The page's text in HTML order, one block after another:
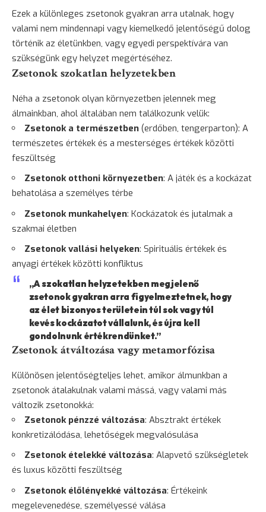
Ezek a különleges zsetonok gyakran arra utalnak, hogy
valami nem mindennapi vagy kiemelkedő jelentőségű dolog
történik az életünkben, vagy egyedi perspektívára van
szükségünk egy helyzet megértéséhez.
Zsetonok szokatlan helyzetekben
Néha a zsetonok olyan környezetben jelennek meg
álmainkban, ahol általában nem találkozunk velük:
Zsetonok a természetben (erdőben, tengerparton): A
természetes értékek és a mesterséges értékek közötti
feszültség
Zsetonok otthoni környezetben: A játék és a kockázat
behatolása a személyes térbe
Zsetonok munkahelyen: Kockázatok és jutalmak a
szakmai életben
Zsetonok vallási helyeken: Spirituális értékek és
anyagi értékek közötti konfliktus
„A szokatlan helyzetekben megjelenő
zsetonok gyakran arra figyelmeztetnek, hogy
az élet bizonyos területein túl sok vagy túl
kevés kockázatot vállalunk, és újra kell
gondolnunk értékrendünket.”
Zsetonok átváltozása vagy metamorfózisa
Különösen jelentőségteljes lehet, amikor álmunkban a
zsetonok átalakulnak valami mássá, vagy valami más
változik zsetonokká:
Zsetonok pénzzé változása: Absztrakt értékek
konkretizálódása, lehetőségek megvalósulása
Zsetonok ételekké változása: Alapvető szükségletek
és luxus közötti feszültség
Zsetonok élőlényekké változása: Értékeink
megelevenedése, személyessé válása